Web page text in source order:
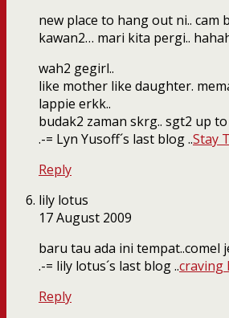
new place to hang out ni.. cam
kawan2… mari kita pergi..
wah2 gegirl..
like mother like daughter.
lappie erkk..
budak2 zaman skrg.. sgt2 up
.-= Lyn Yusoff´s last blog ..Stay
Reply
lily lotus
17 August 2009
baru tau ada ini tempat..comel
.-= lily lotus´s last blog ..craving
Reply